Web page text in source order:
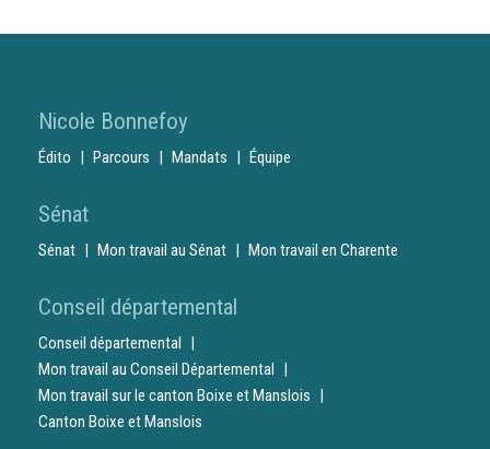
Nicole Bonnefoy
Édito Parcours Mandats Équipe
Sénat
Sénat Mon travail au Sénat Mon travail en Charente
Conseil départemental
Conseil départemental
Mon travail au Conseil Départemental
Mon travail sur le canton Boixe et Manslois
Canton Boixe et Manslois